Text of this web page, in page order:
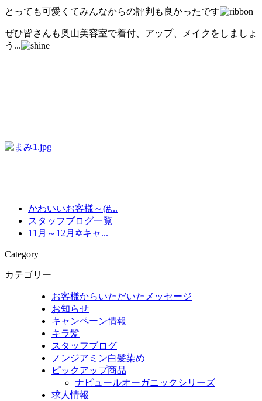
とっても可愛くてみんなからの評判も良かったです
ぜひ皆さんも奥山美容室で着付、アップ、メイクをしましょ
う...
かわいいお客様～(#...
スタッフブログ一覧
11月～12月✡キャ...
Category
カテゴリー
お客様からいただいたメッセージ
お知らせ
キャンペーン情報
キラ髪
スタッフブログ
ノンジアミン白髪染め
ピックアップ商品
ナピュールオーガニックシリーズ
求人情報